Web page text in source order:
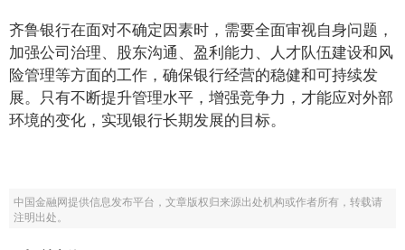
齐鲁银行在面对不确定因素时，需要全面审视自身问题，
加强公司治理、股东沟通、盈利能力、人才队伍建设和风
险管理等方面的工作，确保银行经营的稳健和可持续发
展。只有不断提升管理水平，增强竞争力，才能应对外部
环境的变化，实现银行长期发展的目标。
中国金融网提供信息发布平台，文章版权归来源出处机构或作者所有，转载请
注明出处。